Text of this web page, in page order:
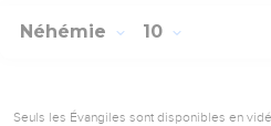
Néhémie 10
Seuls les Évangiles sont disponibles en